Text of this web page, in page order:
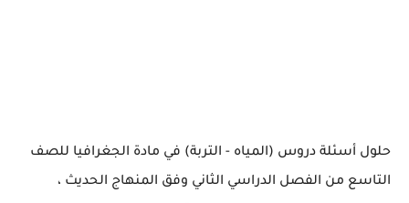
حلول أسئلة دروس (المياه - التربة) في مادة الجغرافيا للصف
التاسع من الفصل الدراسي الثاني وفق المنهاج الحديث ،